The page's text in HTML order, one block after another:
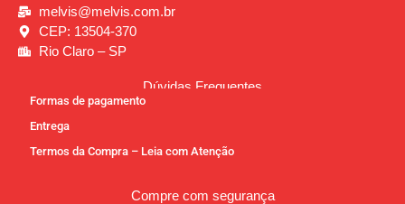
melvis@melvis.com.br
CEP: 13504-370
Rio Claro – SP
Dúvidas Frequentes
Formas de pagamento
Entrega
Termos da Compra – Leia com Atenção
Compre com segurança